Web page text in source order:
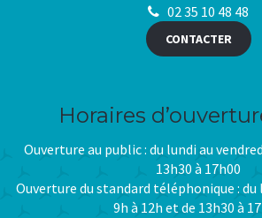
02 35 10 48 48
CONTACTER
Horaires
Ouverture au public : du lundi au
13h30 à 17h00
Ouverture du standard téléphonique : du
9h à 12h et de 13h30 à